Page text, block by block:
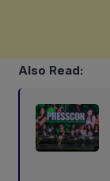
Also Read: